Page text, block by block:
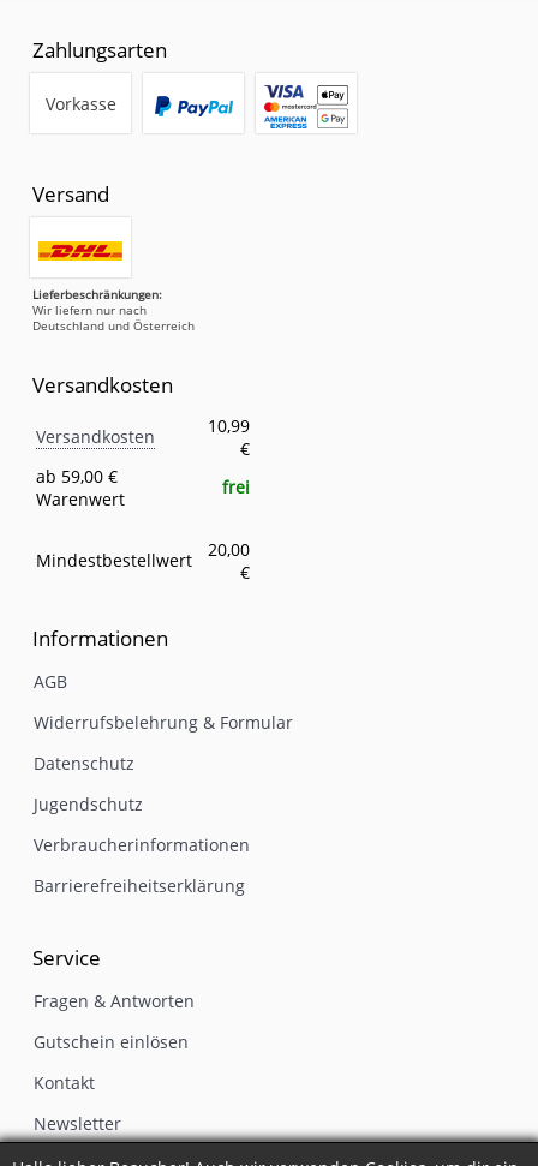
Zahlungsarten
Vorkasse
Versand
Lieferbeschränkungen:
Wir liefern nur nach
Deutschland und Österreich
Versandkosten
Eigenschaft
Versandkosten
10,99
€
ab 59,00 €
Warenwert
frei
Mindestbestellwert
20,00
€
Informationen
AGB
Widerrufsbelehrung & Formular
Datenschutz
Jugendschutz
Verbraucherinformationen
Barrierefreiheitserklärung
Service
Fragen & Antworten
Gutschein einlösen
Kontakt
Newsletter